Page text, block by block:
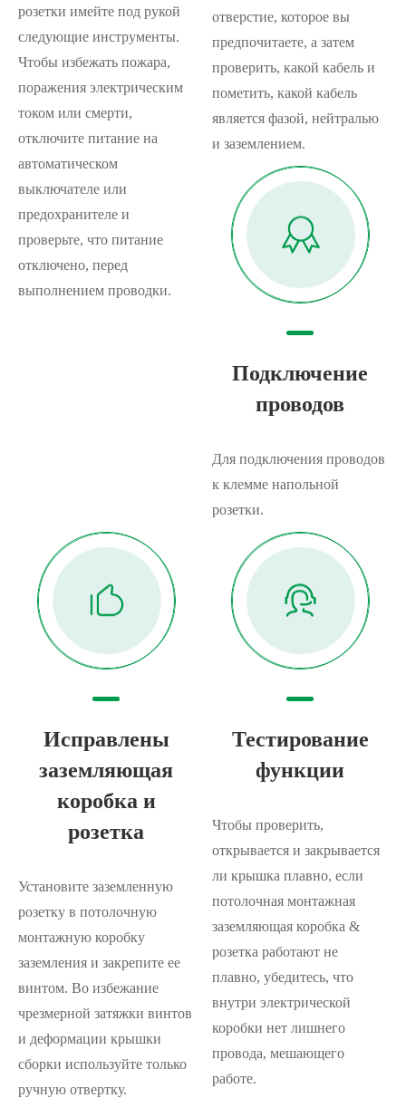
розетки имейте под рукой
следующие инструменты.
Чтобы избежать пожара,
поражения электрическим
током или смерти,
отключите питание на
автоматическом
выключателе или
предохранителе и
проверьте, что питание
отключено, перед
выполнением проводки.
отверстие, которое вы
предпочитаете, а затем
проверить, какой кабель и
пометить, какой кабель
является фазой, нейтралью
и заземлением.
Подключение
проводов
Для подключения проводов
к клемме напольной
розетки.
Исправлены
заземляющая
коробка и
розетка
Установите заземленную
розетку в потолочную
монтажную коробку
заземления и закрепите ее
винтом. Во избежание
чрезмерной затяжки винтов
и деформации крышки
сборки используйте только
ручную отвертку.
Тестирование
функции
Чтобы проверить,
открывается и закрывается
ли крышка плавно, если
потолочная монтажная
заземляющая коробка &
розетка работают не
плавно, убедитесь, что
внутри электрической
коробки нет лишнего
провода, мешающего
работе.